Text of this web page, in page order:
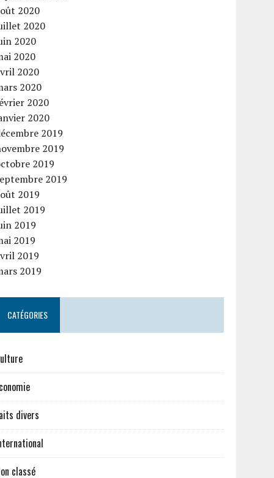
2020
2020
2020
2020
2020
2020
2020
2020
2019
2019
2019
2019
2019
2019
2019
2019
2019
2019
CATÉGORIES
divers
classé